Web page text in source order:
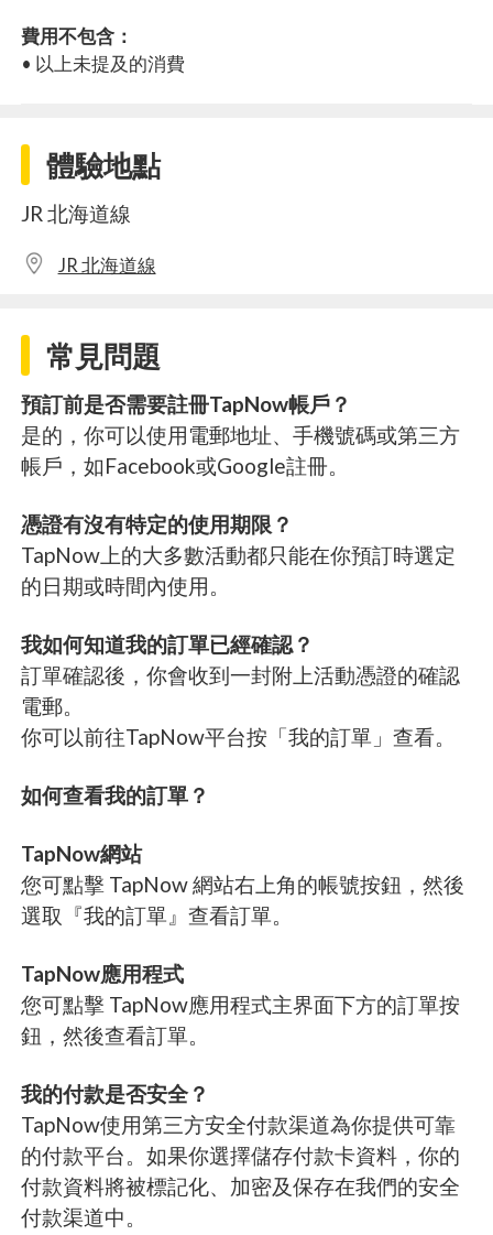
費用不包含：
• 以上未提及的消費
體驗地點
JR 北海道線
JR 北海道線
常見問題
預訂前是否需要註冊TapNow帳戶？
是的，你可以使用電郵地址、手機號碼或第三方
帳戶，如Facebook或Google註冊。
憑證有沒有特定的使用期限？
TapNow上的大多數活動都只能在你預訂時選定
的日期或時間內使用。
我如何知道我的訂單已經確認？
訂單確認後，你會收到一封附上活動憑證的確認
電郵。
你可以前往TapNow平台按「我的訂單」查看。
如何查看我的訂單？
TapNow網站
您可點擊 TapNow 網站右上角的帳號按鈕，然後
選取『我的訂單』查看訂單。
TapNow應用程式
您可點擊 TapNow應用程式主界面下方的訂單按
鈕，然後查看訂單。
我的付款是否安全？
TapNow使用第三方安全付款渠道為你提供可靠
的付款平台。如果你選擇儲存付款卡資料，你的
付款資料將被標記化、加密及保存在我們的安全
付款渠道中。